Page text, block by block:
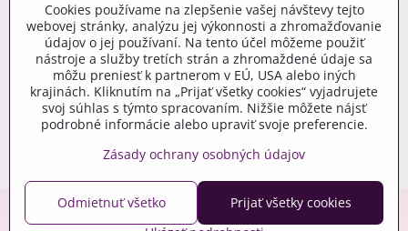
Gravírovanie
Materiály na stiahnutie
Videonávody
Blog
Kreatívna poradňa
Copyright © 2006-2026 crafty.sk
Cookies používame na zlepšenie vašej návštevy tejto
webovej stránky, analýzu jej výkonnosti a zhromažďovanie
údajov o jej používaní. Na tento účel môžeme použiť
nástroje a služby tretích strán a zhromaždené údaje sa
môžu preniesť k partnerom v EÚ, USA alebo iných
krajinách. Kliknutím na „Prijať všetky cookies“ vyjadrujete
svoj súhlas s týmto spracovaním. Nižšie môžete nájsť
podrobné informácie alebo upraviť svoje preferencie.
Zásady ochrany osobných údajov
Prijať všetky cookies
Odmietnuť všetko